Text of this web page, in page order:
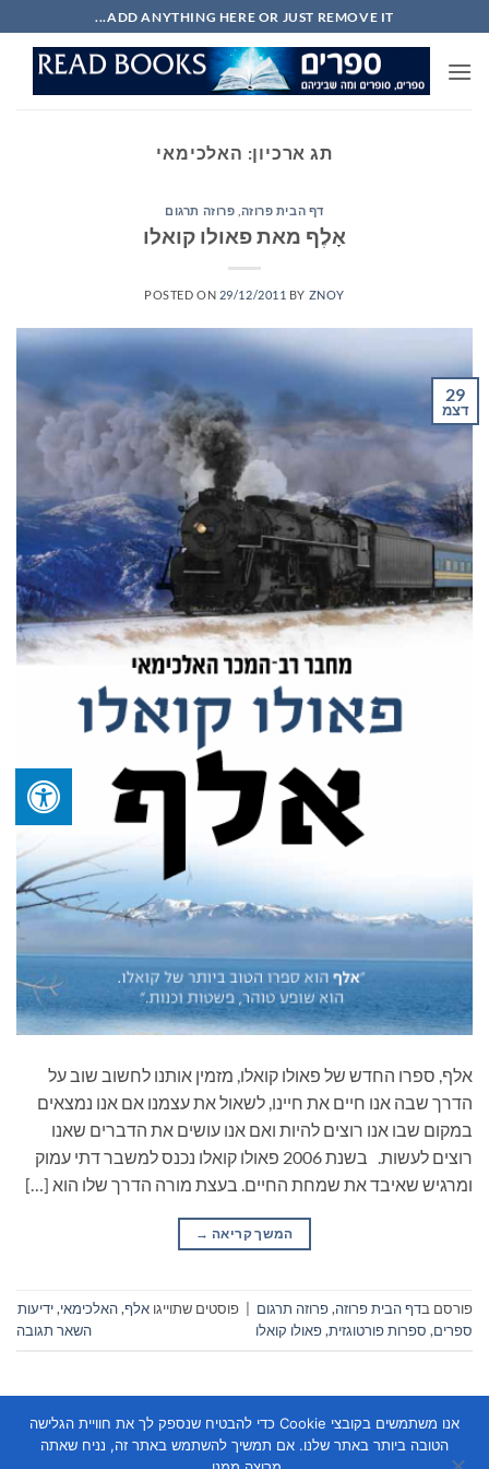
to
content
ADD ANYTHING HERE OR JUST REMOVE IT...
תג ארכיון: האלכימאי
דף הבית פרוזה פרוזה תרגום
אָלֶף מאת פאולו קואלו
POSTED ON 29/12/2011 BY ZNOY
29
דצמ
אלף, ספרו החדש של פאולו קואלו, מזמין אותנו לחשוב שוב על
הדרך שבה אנו חיים את חיינו, לשאול את עצמנו אם אנו נמצאים
במקום שבו אנו רוצים להיות ואם אנו עושים את הדברים שאנו
רוצים לעשות. בשנת 2006 פאולו קואלו נכנס למשבר דתי עמוק
ומרגיש שאיבד את שמחת החיים. בעצת מורה הדרך שלו הוא […]
המשך קריאה →
פורסם בדף הבית פרוזה,פרוזה תרגום פוסטים שתוייגו אלף,האלכימאי,ידיעות
ספרים, ספרות פורטוגזית,פאולו קואלו השאר תגובה
אנו משתמשים בקובצי Cookie כדי להבטיח שנספק לך את חוויית הגלישה
הטובה ביותר באתר שלנו. אם תמשיך להשתמש באתר זה, נניח שאתה